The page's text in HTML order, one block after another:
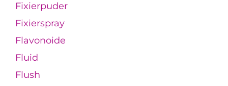
Fixierpuder
Fixierspray
Flavonoide
Fluid
Flush